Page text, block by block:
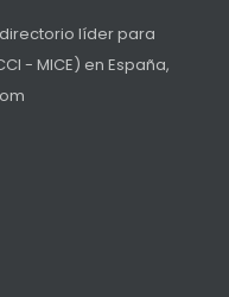
líder para
- MICE) en España,